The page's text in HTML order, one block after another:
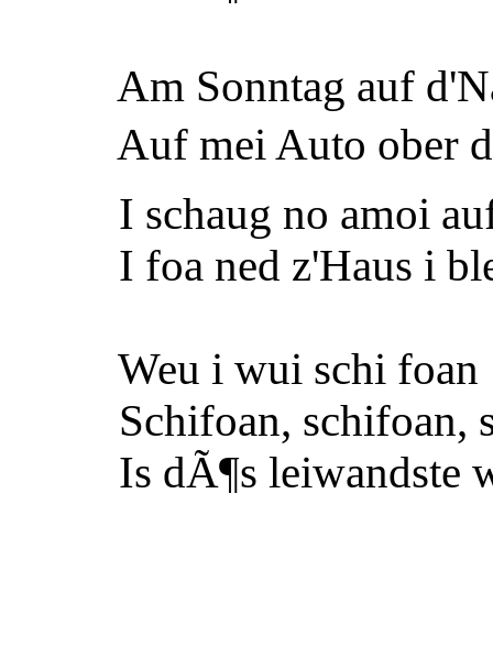
Am Sonntag auf
Auf mei Auto ober
I schaug no amoi
I foa ned z'Haus i
Weu i wui schi foan
Schifoan, schifoan,
Is dÃ¶s leiwandste